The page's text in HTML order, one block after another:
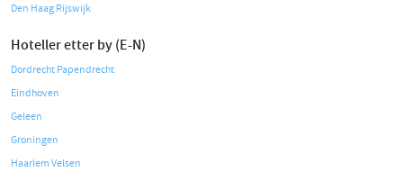
Den Haag Rijswijk
Hoteller etter by (E-N)
Dordrecht Papendrecht
Eindhoven
Geleen
Groningen
Haarlem Velsen